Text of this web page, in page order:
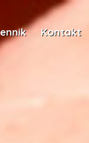
Kontakt